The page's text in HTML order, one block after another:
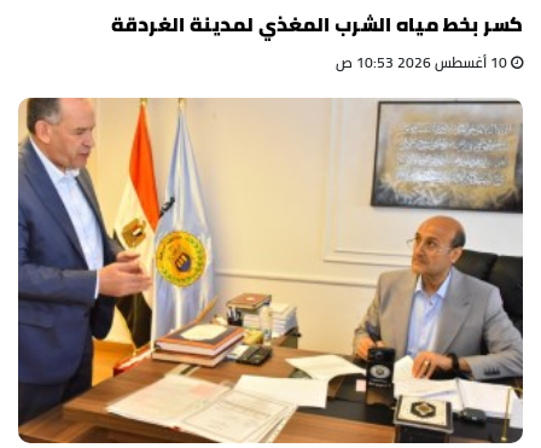
كسر بخط مياه الشرب المغذي لمدينة الغردقة